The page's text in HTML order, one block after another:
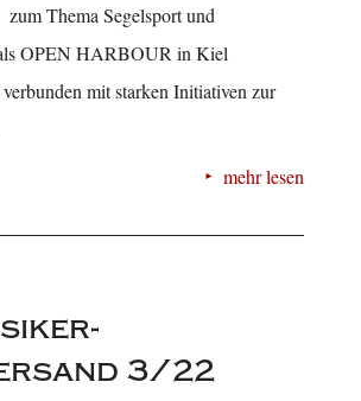
zum Thema Segelsport und
OPEN HARBOUR in Kiel
mit starken Initiativen zur
mehr lesen
3/22